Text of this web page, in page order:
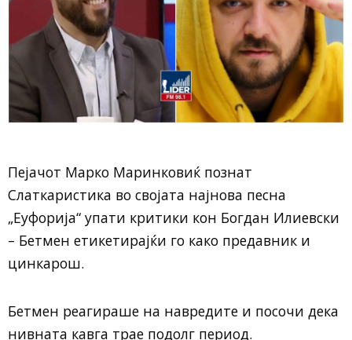
Пејачот Марко Маринковиќ познат
Слаткаристика во својата најнова песна
„Еуфорија“ упати критики кон Богдан Илиевски
– Бетмен етикетирајќи го како предавник и
цинкарош.
Бетмен реагираше на навредите и посочи дека
нивната кавга трае подолг период.